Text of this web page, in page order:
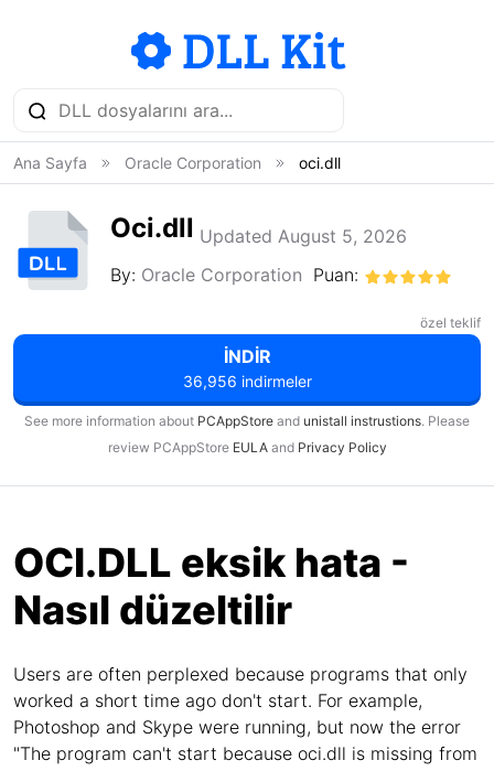
Ana Sayfa Oracle Corporation oci.dll
Oci.dll Updated August 5, 2026
By: Oracle Corporation Puan:
özel teklif
İNDIR
36,956 indirmeler
See more information about PCAppStore and unistall instrustions. Please
review PCAppStore EULAand Privacy Policy
OCI.DLL eksik hata -
Nasıl düzeltilir
Users are often perplexed because programs that only
worked a short time ago don't start. For example,
Photoshop and Skype were running, but now the error
"The program can't start because oci.dll is missing from